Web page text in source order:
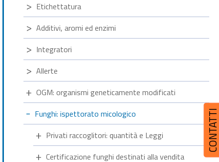
Etichettatura
Additivi, aromi ed enzimi
Integratori
Allerte
OGM: organismi geneticamente modificati
Funghi: ispettorato micologico
Privati raccoglitori: quantità e Leggi
Certificazione funghi destinati alla vendita